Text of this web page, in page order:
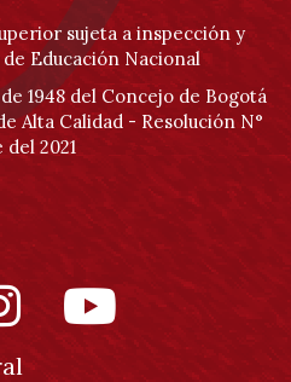
sujeta a inspección y
Educación Nacional
1948 del Concejo de Bogotá
Alta Calidad - Resolución N°
2021